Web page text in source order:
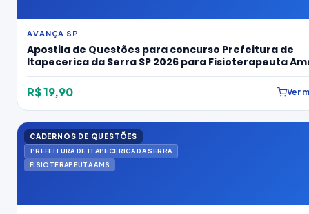
AVANÇA SP
Apostila de Questões para concurso Prefeitura de
Itapecerica da Serra SP 2026 para Fisioterapeuta
R$ 19,90 Ver
CADERNOS DE QUESTÕES
PREFEITURA DE ITAPECERICA DA SERRA
FISIOTERAPEUTA AMS